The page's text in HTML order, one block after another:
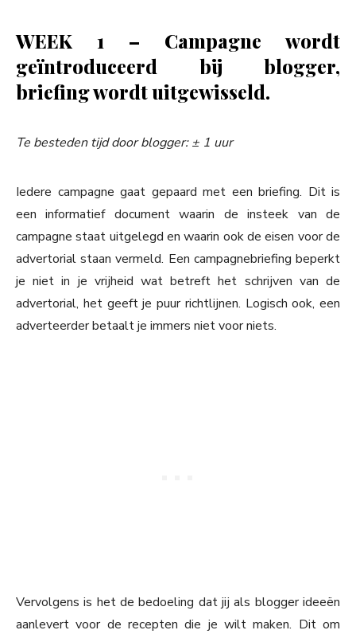
WEEK 1 – Campagne wordt
geïntroduceerd bij blogger,
briefing wordt uitgewisseld.
Te besteden tijd door blogger: ± 1 uur
Iedere campagne gaat gepaard met een briefing. Dit is
een informatief document waarin de insteek van de
campagne staat uitgelegd en waarin ook de eisen voor de
advertorial staan vermeld. Een campagnebriefing beperkt
je niet in je vrijheid wat betreft het schrijven van de
advertorial, het geeft je puur richtlijnen. Logisch ook, een
adverteerder betaalt je immers niet voor niets.
Vervolgens is het de bedoeling dat jij als blogger ideeën
aanlevert voor de recepten die je wilt maken. Dit om